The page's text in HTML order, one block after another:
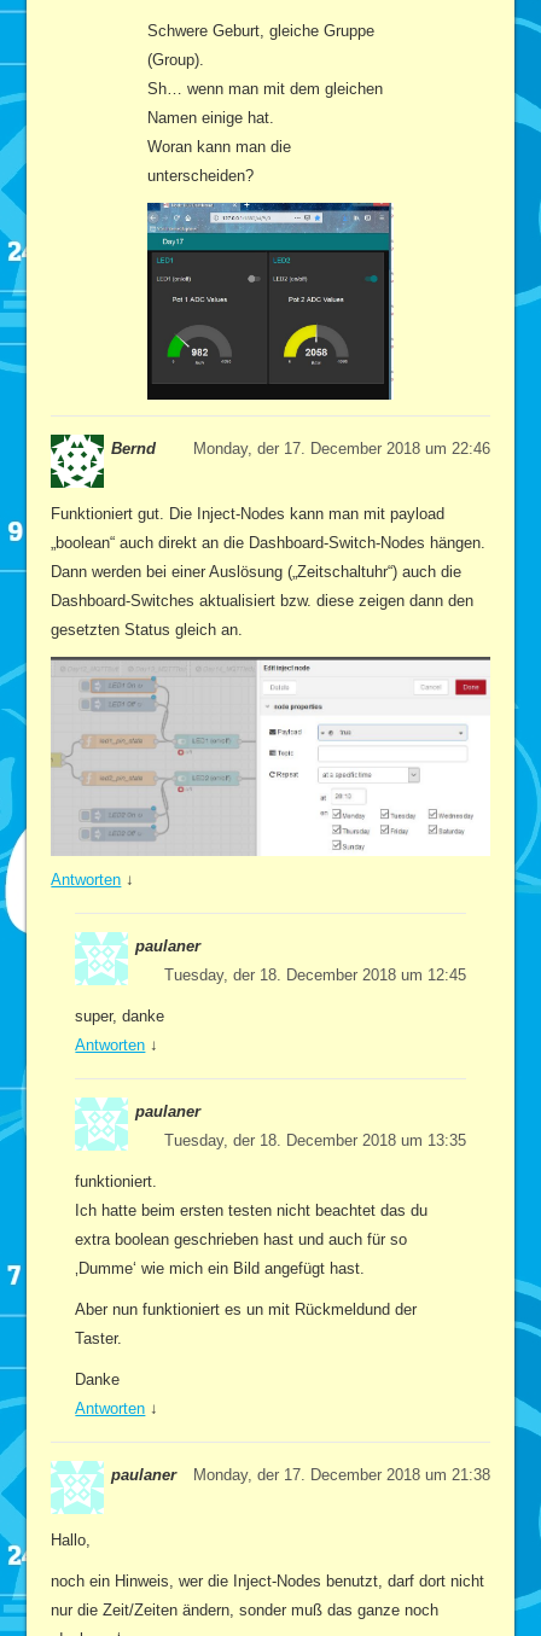
Schwere Geburt, gleiche Gruppe
(Group).
Sh… wenn man mit dem gleichen
Namen einige hat.
Woran kann man die
unterscheiden?
Bernd Monday, der 17. December 2018 um 22:46
Funktioniert gut. Die Inject-Nodes kann man mit payload
„boolean“ auch direkt an die Dashboard-Switch-Nodes hängen.
Dann werden bei einer Auslösung („Zeitschaltuhr“) auch die
Dashboard-Switches aktualisiert bzw. diese zeigen dann den
gesetzten Status gleich an.
Antworten ↓
paulaner
Tuesday, der 18. December 2018 um 12:45
super, danke
Antworten ↓
paulaner
Tuesday, der 18. December 2018 um 13:35
funktioniert.
Ich hatte beim ersten testen nicht beachtet das du
extra boolean geschrieben hast und auch für so
‚Dumme‘ wie mich ein Bild angefügt hast.
Aber nun funktioniert es un mit Rückmeldund der
Taster.
Danke
Antworten ↓
paulaner Monday, der 17. December 2018 um 21:38
Hallo,
noch ein Hinweis, wer die Inject-Nodes benutzt, darf dort nicht
nur die Zeit/Zeiten ändern, sonder muß das ganze noch